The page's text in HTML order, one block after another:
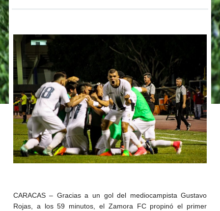
CARACAS – Gracias a un gol del mediocampista Gustavo
Rojas, a los 59 minutos, el Zamora FC propinó el primer